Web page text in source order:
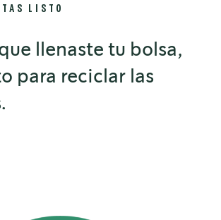
LISTO
llenaste tu bolsa,
para reciclar las